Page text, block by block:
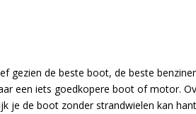
gezien de beste boot, de beste
een iets goedkopere boot of motor.
de boot zonder strandwielen kan